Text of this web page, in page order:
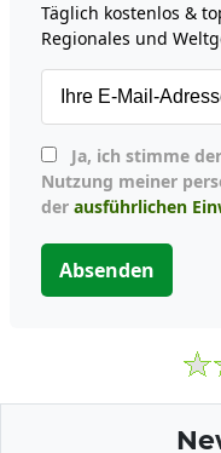
Täglich kostenlos &
Regionales und
Nutzung meiner
der ausführlichen
Absenden